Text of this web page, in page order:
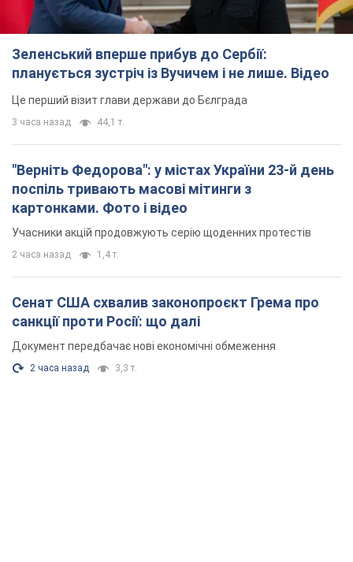
Зеленський вперше прибув до Сербії:
планується зустріч із Вучичем і не лише. Відео
Це перший візит глави держави до Бєлграда
3 часа назад 44,1 т.
"Верніть Федорова": у містах України 23-й день
поспіль тривають масові мітинги з
картонками. Фото і відео
Учасники акцій продовжують серію щоденних протестів
2 часа назад 1,4 т.
Сенат США схвалив законопроєкт Грема про
санкції проти Росії: що далі
Документ передбачає нові економічні обмеження
2 часа назад 3,3 т.